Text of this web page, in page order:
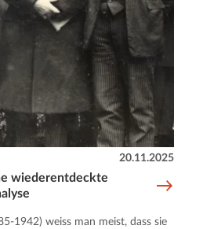
wiederentdeckte
20.11.2025
1942) weiss man meist, dass sie